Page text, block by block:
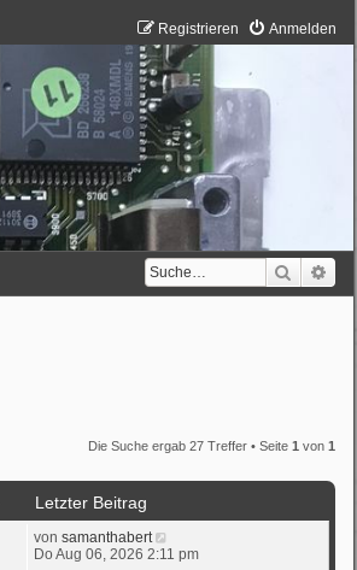
Anmelden
Registrieren
Suche
Die Suche ergab 27 Treffer • Seite 1 von 1
Letzter Beitrag
von samanthabert
Do Aug 06, 2026 2:11 pm